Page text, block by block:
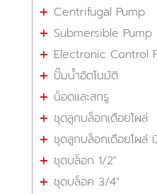
Centrifugal Pump
Submersible Pump
Electronic Control
ปั๊มน้ำอัตโนมัติ
น็อตและสกรู
ชุดลูกบล็อกเดือยโผล่
ชุดลูกบล็อกเดือยโผล่
ชุดบล็อก 1/2"
ชุดบล็อค 3/4"